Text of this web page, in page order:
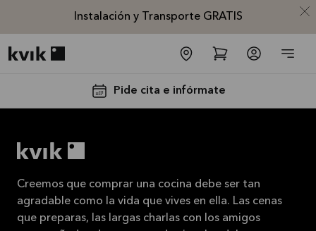
Instalación y Transporte GRATIS
Pide cita e infórmate
Instalación
Creemos que comprar una cocina debe ser tan
agradable como la vida que vives en ella. Las cenas
que preparas, las largas charlas con los amigos